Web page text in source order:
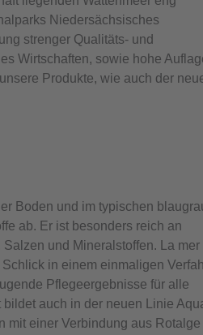
Niedersächsisches
strenger Qualitäts- und
Wirtschaften, sowie hohe
Produkte, wie auch der
Boden und im typischen
ab. Er ist besonders reich an
und Mineralstoffen. La mer
in einem einmaligen
Pflegeergebnisse für alle
auch in der neuen Linie
mit einer Verbindung aus Rotalge